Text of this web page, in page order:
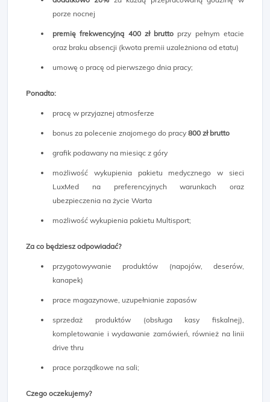
porze nocnej
premię frekwencyjną 400 zł brutto przy pełnym etacie
oraz braku absencji (kwota premii uzależniona od etatu)
umowę o pracę od pierwszego dnia pracy;
Ponadto:
pracę w przyjaznej atmosferze
bonus za polecenie znajomego do pracy 800 zł brutto
grafik podawany na miesiąc z góry
możliwość wykupienia pakietu medycznego w sieci
LuxMed na preferencyjnych warunkach oraz
ubezpieczenia na życie Warta
możliwość wykupienia pakietu Multisport;
Za co będziesz odpowiadać?
przygotowywanie produktów (napojów, deserów,
kanapek)
prace magazynowe, uzupełnianie zapasów
sprzedaż produktów (obsługa kasy fiskalnej),
kompletowanie i wydawanie zamówień, również na linii
drive thru
prace porządkowe na sali;
Czego oczekujemy?